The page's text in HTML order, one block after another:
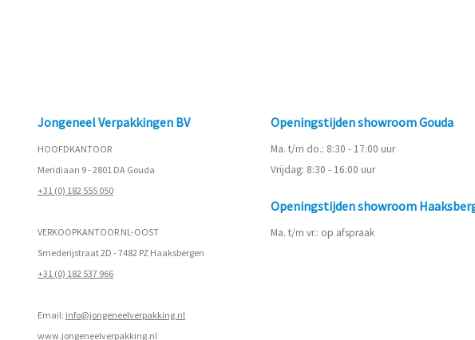
Jongeneel Verpakkingen BV
HOOFDKANTOOR
Meridiaan 9 - 2801 DA Gouda
+31 (0) 182 555 050
VERKOOPKANTOOR NL-OOST
Smederijstraat 2D - 7482 PZ Haaksbergen
+31 (0) 182 537 966
Email: info@jongeneelverpakking.nl
www.jongeneelverpakking.nl
Openingstijden showroom Gouda
Ma. t/m do.: 8:30 - 17:00 uur
Vrijdag: 8:30 - 16:00 uur
Openingstijden showroom
Ma. t/m vr.: op afspraak